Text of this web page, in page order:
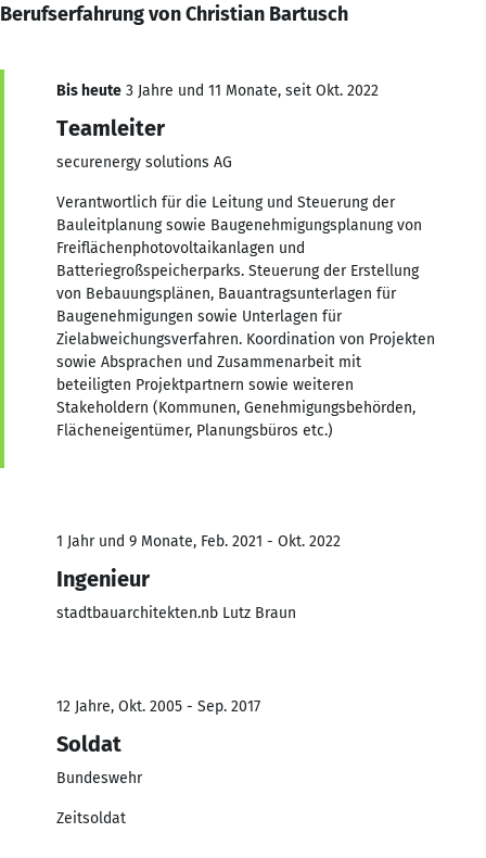
Berufserfahrung von Christian Bartusch
Bis heute 3 Jahre und 11 Monate, seit Okt. 2022
Teamleiter
securenergy solutions AG
Verantwortlich für die Leitung und Steuerung der
Bauleitplanung sowie Baugenehmigungsplanung von
Freiflächenphotovoltaikanlagen und
Batteriegroßspeicherparks. Steuerung der Erstellung
von Bebauungsplänen, Bauantragsunterlagen für
Baugenehmigungen sowie Unterlagen für
Zielabweichungsverfahren. Koordination von Projekten
sowie Absprachen und Zusammenarbeit mit
beteiligten Projektpartnern sowie weiteren
Stakeholdern (Kommunen, Genehmigungsbehörden,
Flächeneigentümer, Planungsbüros etc.)
1 Jahr und 9 Monate, Feb. 2021 - Okt. 2022
Ingenieur
stadtbauarchitekten.nb Lutz Braun
12 Jahre, Okt. 2005 - Sep. 2017
Soldat
Bundeswehr
Zeitsoldat